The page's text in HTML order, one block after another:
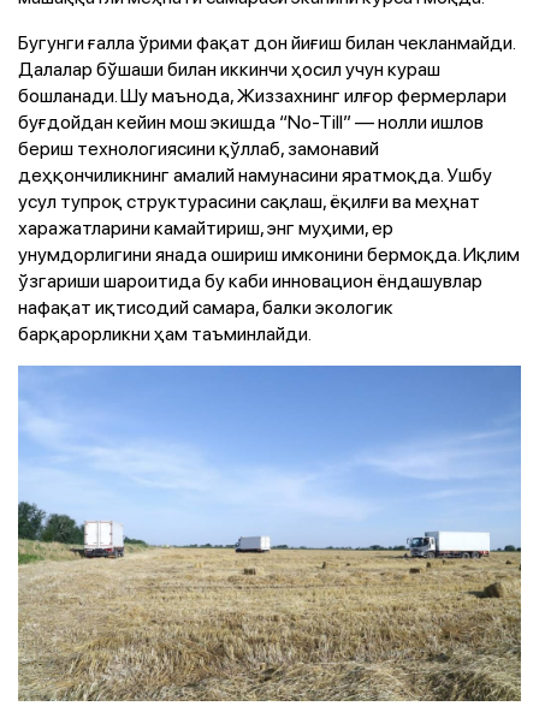
Бугунги ғалла ўрими фақат дон йиғиш билан чекланмайди.
Далалар бўшаши билан иккинчи ҳосил учун кураш
бошланади. Шу маънода, Жиззахнинг илғор фермерлари
буғдойдан кейин мош экишда “No-Till” — нолли ишлов
бериш технологиясини қўллаб, замонавий
деҳқончиликнинг амалий намунасини яратмоқда. Ушбу
усул тупроқ структурасини сақлаш, ёқилғи ва меҳнат
харажатларини камайтириш, энг муҳими, ер
унумдорлигини янада ошириш имконини бермоқда. Иқлим
ўзгариши шароитида бу каби инновацион ёндашувлар
нафақат иқтисодий самара, балки экологик
барқарорликни ҳам таъминлайди.